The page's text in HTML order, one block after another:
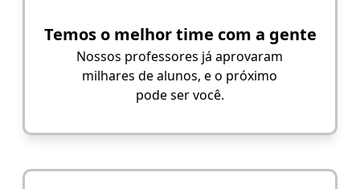
Temos o melhor time com a gente
Nossos professores já aprovaram
milhares de alunos, e o próximo
pode ser você.